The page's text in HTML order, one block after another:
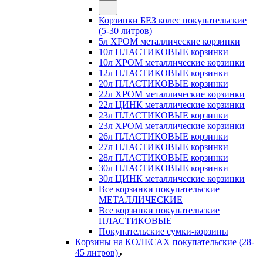
Корзинки БЕЗ колес покупательские
(5-30 литров)
5л ХРОМ металлические корзинки
10л ПЛАСТИКОВЫЕ корзинки
10л ХРОМ металлические корзинки
12л ПЛАСТИКОВЫЕ корзинки
20л ПЛАСТИКОВЫЕ корзинки
22л ХРОМ металлические корзинки
22л ЦИНК металлические корзинки
23л ПЛАСТИКОВЫЕ корзинки
23л ХРОМ металлические корзинки
26л ПЛАСТИКОВЫЕ корзинки
27л ПЛАСТИКОВЫЕ корзинки
28л ПЛАСТИКОВЫЕ корзинки
30л ПЛАСТИКОВЫЕ корзинки
30л ЦИНК металлические корзинки
Все корзинки покупательские
МЕТАЛЛИЧЕСКИЕ
Все корзинки покупательские
ПЛАСТИКОВЫЕ
Покупательские сумки-корзины
Корзины на КОЛЕСАХ покупательские (28-
45 литров)